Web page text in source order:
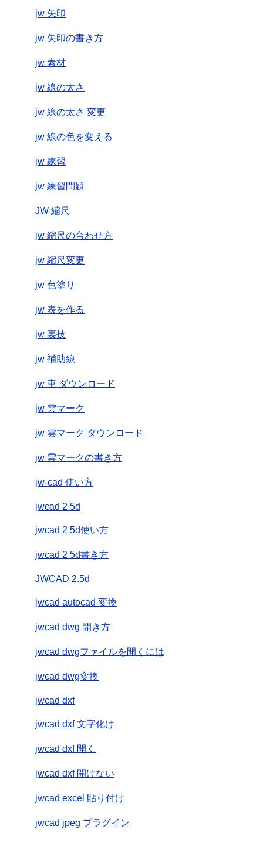
jw 矢印
jw 矢印の書き方
jw 素材
jw 線の太さ
jw 線の太さ 変更
jw 線の色を変える
jw 練習
jw 練習問題
JW 縮尺
jw 縮尺の合わせ方
jw 縮尺変更
jw 色塗り
jw 表を作る
jw 裏技
jw 補助線
jw 車 ダウンロード
jw 雲マーク
jw 雲マーク ダウンロード
jw 雲マークの書き方
jw-cad 使い方
jwcad 2 5d
jwcad 2 5d使い方
jwcad 2 5d書き方
JWCAD 2.5d
jwcad autocad 変換
jwcad dwg 開き方
jwcad dwgファイルを開くには
jwcad dwg変換
jwcad dxf
jwcad dxf 文字化け
jwcad dxf 開く
jwcad dxf 開けない
jwcad excel 貼り付け
jwcad jpeg プラグイン